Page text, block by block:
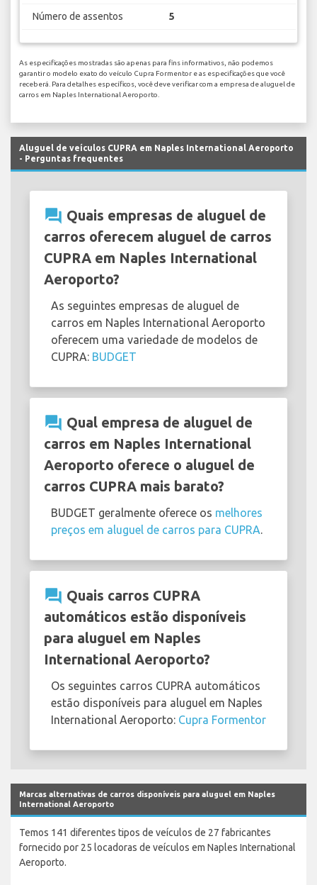
Número de assentos 5
As especificações mostradas são apenas para fins informativos, não podemos
garantir o modelo exato do veículo Cupra Formentor e as especificações que você
receberá. Para detalhes específicos, você deve verificar com a empresa de aluguel de
carros em Naples International Aeroporto.
Aluguel de veículos CUPRA em Naples International Aeroporto
- Perguntas frequentes
question_answer Quais empresas de aluguel de
carros oferecem aluguel de carros
CUPRA em Naples International
Aeroporto?
As seguintes empresas de aluguel de
carros em Naples International Aeroporto
oferecem uma variedade de modelos de
CUPRA: BUDGET
question_answer Qual empresa de aluguel de
carros em Naples International
Aeroporto oferece o aluguel de
carros CUPRA mais barato?
BUDGET geralmente oferece os melhores
preços em aluguel de carros para CUPRA
question_answer Quais carros CUPRA
automáticos estão disponíveis
para aluguel em Naples
International Aeroporto?
Os seguintes carros CUPRA automáticos
estão disponíveis para aluguel em Naples
International Aeroporto: Cupra Formentor
Marcas alternativas de carros disponíveis para aluguel em Naples
International Aeroporto
Temos 141 diferentes tipos de veículos de 27 fabricantes
fornecido por 25 locadoras de veículos em Naples International
Aeroporto.